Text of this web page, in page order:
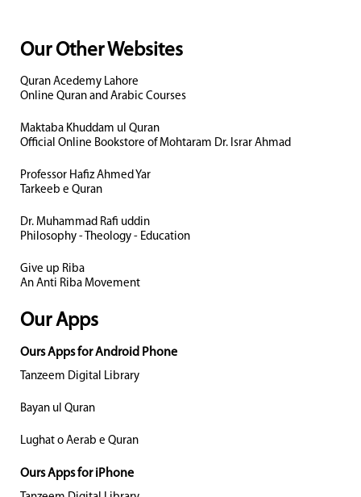
Our Other Websites
Quran Acedemy Lahore
Online Quran and Arabic Courses
Maktaba Khuddam ul Quran
Official Online Bookstore of Mohtaram Dr. Israr Ahmad
Professor Hafiz Ahmed Yar
Tarkeeb e Quran
Dr. Muhammad Rafi uddin
Philosophy - Theology - Education
Give up Riba
An Anti Riba Movement
Our Apps
Ours Apps for Android Phone
Tanzeem Digital Library
Bayan ul Quran
Lughat o Aerab e Quran
Ours Apps for iPhone